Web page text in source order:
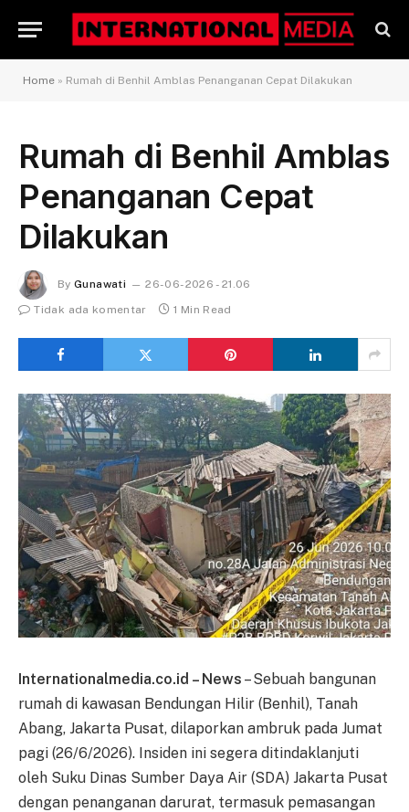
Home » Rumah di Benhil Amblas Penanganan Cepat Dilakukan
Rumah di Benhil Amblas
Penanganan Cepat
Dilakukan
By Gunawati
26-06-2026 - 21.06
Tidak ada komentar
1 Min Read
Internationalmedia.co.id – News – Sebuah bangunan
rumah di kawasan Bendungan Hilir (Benhil), Tanah
Abang, Jakarta Pusat, dilaporkan ambruk pada Jumat
pagi (26/6/2026). Insiden ini segera ditindaklanjuti
oleh Suku Dinas Sumber Daya Air (SDA) Jakarta Pusat
dengan penanganan darurat, termasuk pemasangan